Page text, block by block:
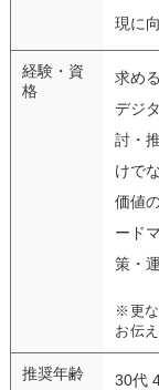
現に
経験・資
格
求め
デジ
討・
けで
価値
ード
策・
※更な
お伝
推奨年齢 30代